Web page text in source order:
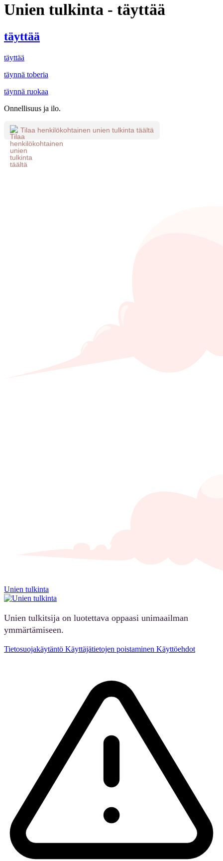
Unien tulkinta - täyttää
täyttää
täyttää
täynnä toberia
täynnä ruokaa
Onnellisuus ja ilo.
Tilaa henkilökohtainen unien tulkinta täältä
Unien tulkinta
Unien tulkitsija on luotettava oppaasi unimaailman
ymmärtämiseen.
Tietosuojakäytäntö Käyttäjätietojen poistaminen Käyttöehdot